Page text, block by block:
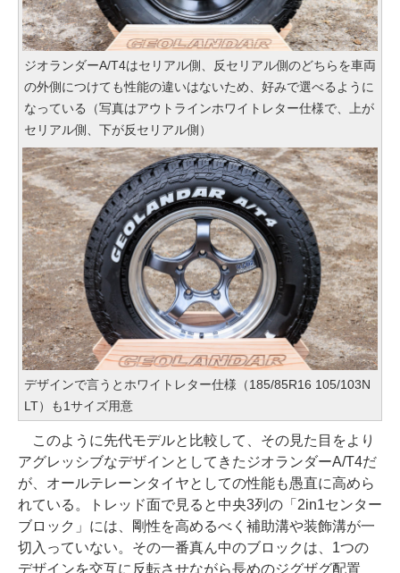
ジオランダーA/T4はセリアル側、反セリアル側のどちらを車両
の外側につけても性能の違いはないため、好みで選べるように
なっている（写真はアウトラインホワイトレター仕様で、上が
セリアル側、下が反セリアル側）
デザインで言うとホワイトレター仕様（185/85R16 105/103N
LT）も1サイズ用意
このように先代モデルと比較して、その見た目をより
アグレッシブなデザインとしてきたジオランダーA/T4だ
が、オールテレーンタイヤとしての性能も愚直に高めら
れている。トレッド面で見ると中央3列の「2in1センター
ブロック」には、剛性を高めるべく補助溝や装飾溝が一
切入っていない。その一番真ん中のブロックは、1つの
デザインを交互に反転させながら長めのジグザグ配置